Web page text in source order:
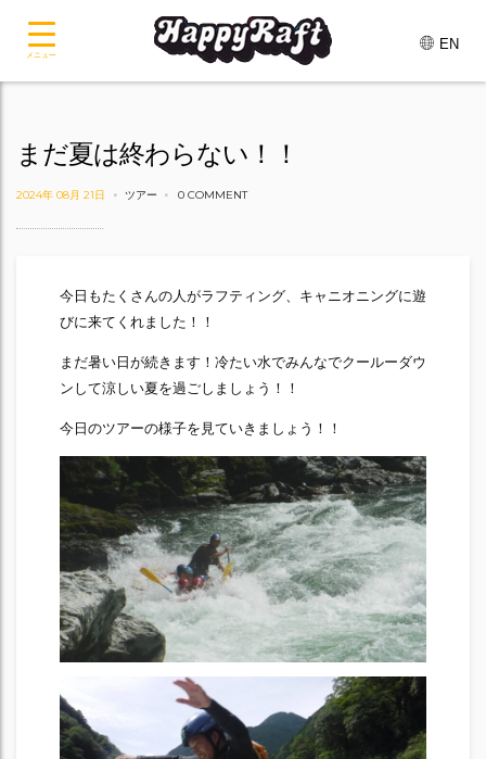
EN
まだ夏は終わらない！！
2024年 08月 21日 ツアー 0 COMMENT
今日もたくさんの人がラフティング、キャニオニングに遊
びに来てくれました！！
まだ暑い日が続きます！冷たい水でみんなでクールーダウ
ンして涼しい夏を過ごしましょう！！
今日のツアーの様子を見ていきましょう！！
メニュー